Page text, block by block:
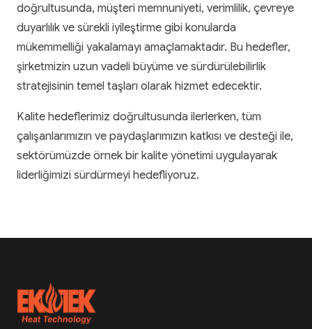
doğrultusunda, müşteri memnuniyeti, verimlilik, çevreye
duyarlılık ve sürekli iyileştirme gibi konularda
mükemmelliği yakalamayı amaçlamaktadır. Bu hedefler,
şirketmizin uzun vadeli büyüme ve sürdürülebilirlik
stratejisinin temel taşları olarak hizmet edecektir.
Kalite hedeflerimiz doğrultusunda ilerlerken, tüm
çalışanlarımızın ve paydaşlarımızın katkısı ve desteği ile,
sektörümüzde örnek bir kalite yönetimi uygulayarak
liderliğimizi sürdürmeyi hedefliyoruz.